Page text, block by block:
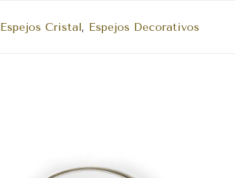
Espejos Cristal, Espejos Decorativos